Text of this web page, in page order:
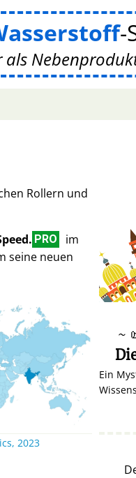
-
als
Rollern und
PRO
im
seine neuen
2023
~
Ein